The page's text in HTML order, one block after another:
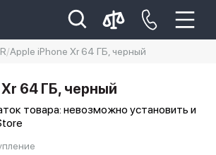
айфон 14
Apple iPhone Xr 64 ГБ, черный
64 ГБ, черный
товара: невозможно установить и